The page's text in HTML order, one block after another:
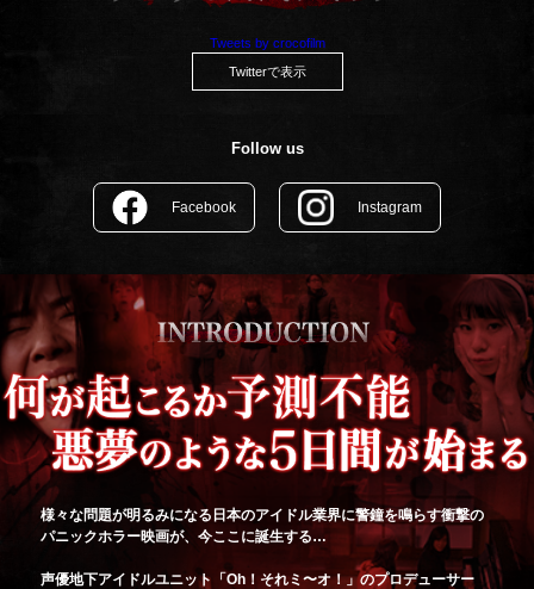
Tweets by crocofilm
Twitterで表示
Follow us
Facebook Instagram
様々な問題が明るみになる日本のアイドル業界に警鐘を鳴らす衝撃の
パニックホラー映画が、今ここに誕生する…
声優地下アイドルユニット「Oh！それミ〜オ！」のプロデューサー